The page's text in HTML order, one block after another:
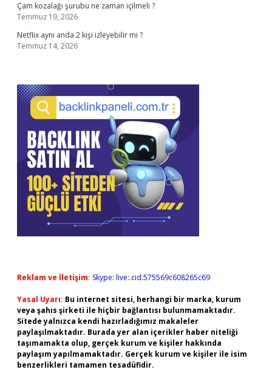
Çam kozalağı şurubu ne zaman içilmeli ?
Temmuz 19, 2026
Netflix aynı anda 2 kişi izleyebilir mi ?
Temmuz 14, 2026
Reklam ve İletişim: Skype: live:.cid.575569c608265c69
Yasal Uyarı: Bu internet sitesi, herhangi bir marka, kurum
veya şahıs şirketi ile hiçbir bağlantısı bulunmamaktadır.
Sitede yalnızca kendi hazırladığımız makaleler
paylaşılmaktadır. Burada yer alan içerikler haber niteliği
taşımamakta olup, gerçek kurum ve kişiler hakkında
paylaşım yapılmamaktadır. Gerçek kurum ve kişiler ile isim
benzerlikleri tamamen tesadüfidir.